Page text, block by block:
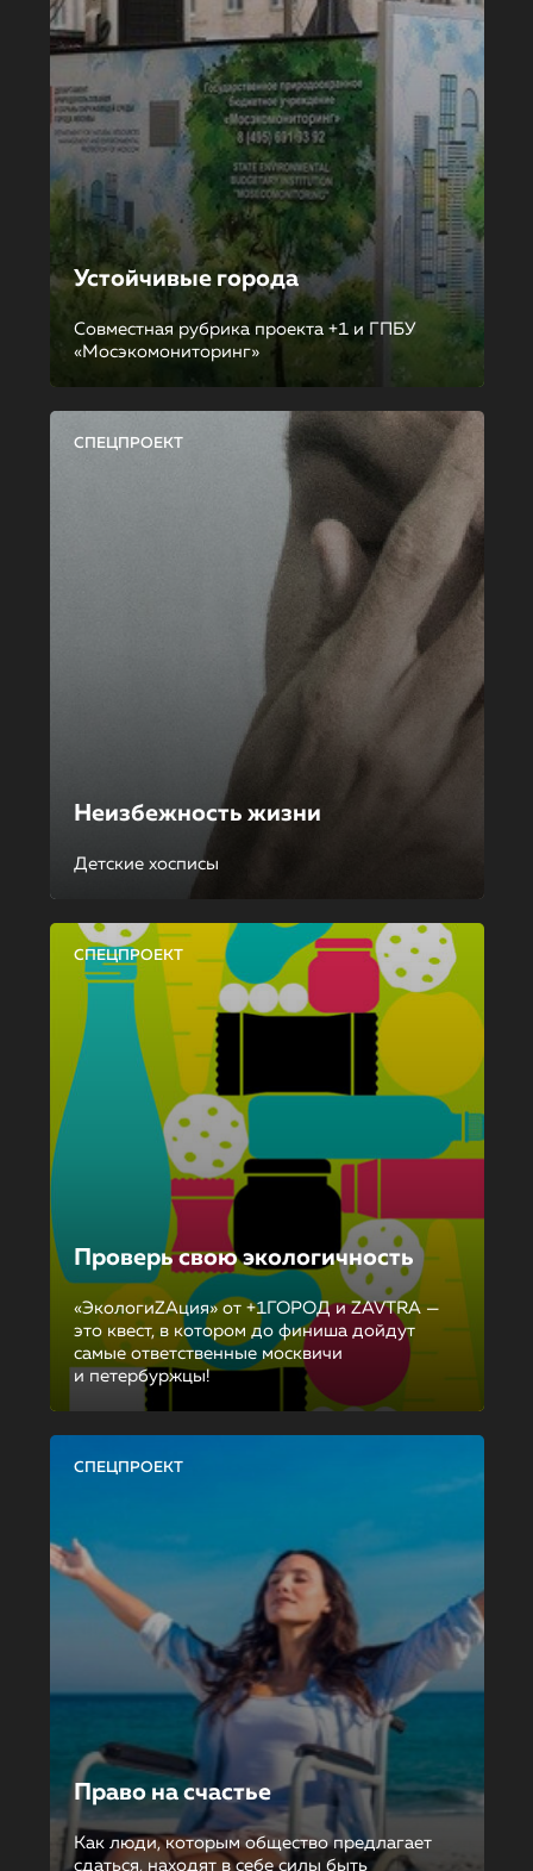
Устойчивые города
Совместная рубрика проекта +1 и ГПБУ
«Мосэкомониторинг»
СПЕЦПРОЕКТ
Неизбежность жизни
Детские хосписы
СПЕЦПРОЕКТ
Проверь свою экологичность
«ЭкологиZAция» от +1ГОРОД и ZAVTRA —
это квест, в котором до финиша дойдут
самые ответственные москвичи
и петербуржцы!
СПЕЦПРОЕКТ
Право на счастье
Как люди, которым общество предлагает
сдаться, находят в себе силы быть